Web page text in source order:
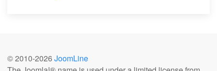
© 2010-2026 JoomLine